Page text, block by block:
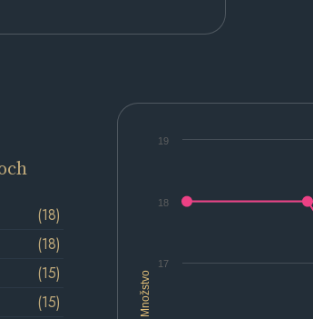
Množstvo
17
18
19
(18)
(18)
(15)
(15)